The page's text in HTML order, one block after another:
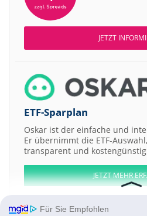
JETZT
ETF-Sparplan
Oskar ist der einfache und
Er übernimmt die ETF-
transparent und
JETZT MEHR
Für Sie Empfohlen